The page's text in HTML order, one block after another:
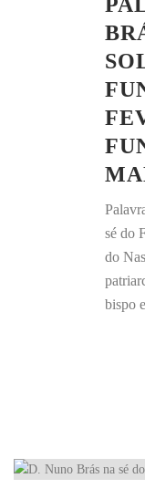
sé do
do
bispo